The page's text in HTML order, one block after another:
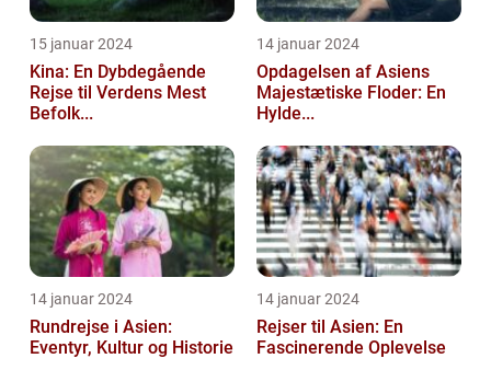
15 januar 2024
Kina: En Dybdegående
Rejse til Verdens Mest
Befolk...
14 januar 2024
Opdagelsen af Asiens
Majestætiske Floder: En
Hylde...
14 januar 2024
Rundrejse i Asien:
Eventyr, Kultur og Historie
14 januar 2024
Rejser til Asien: En
Fascinerende Oplevelse